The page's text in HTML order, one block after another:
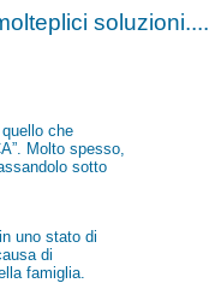
soluzioni....
che
Molto spesso,
sotto
uno stato di
di
famiglia.